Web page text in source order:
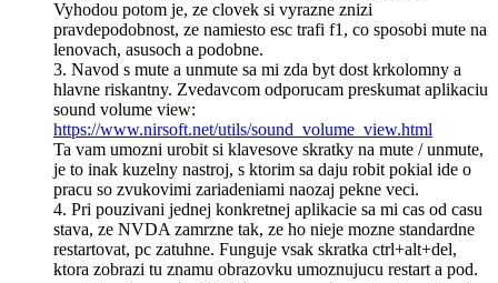
Vyhodou potom je, ze clovek si vyrazne znizi
pravdepodobnost, ze namiesto esc trafi f1, co sposobi mute na
lenovach, asusoch a podobne.
3. Navod s mute a unmute sa mi zda byt dost krkolomny a
hlavne riskantny. Zvedavcom odporucam preskumat aplikaciu
sound volume view:
https://www.nirsoft.net/utils/sound_volume_view.html
Ta vam umozni urobit si klavesove skratky na mute / unmute,
je to inak kuzelny nastroj, s ktorim sa daju robit pokial ide o
pracu so zvukovimi zariadeniami naozaj pekne veci.
4. Pri pouzivani jednej konkretnej aplikacie sa mi cas od casu
stava, ze NVDA zamrzne tak, ze ho nieje mozne standardne
restartovat, pc zatuhne. Funguje vsak skratka ctrl+alt+del,
ktora zobrazi tu znamu obrazovku umoznujucu restart a pod.